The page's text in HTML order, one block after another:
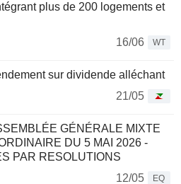
plus de 200 logements et
16/06
WT
sur dividende alléchant
21/05
GÉNÉRALE MIXTE
DU 5 MAI 2026 -
PAR RESOLUTIONS
12/05
EQ